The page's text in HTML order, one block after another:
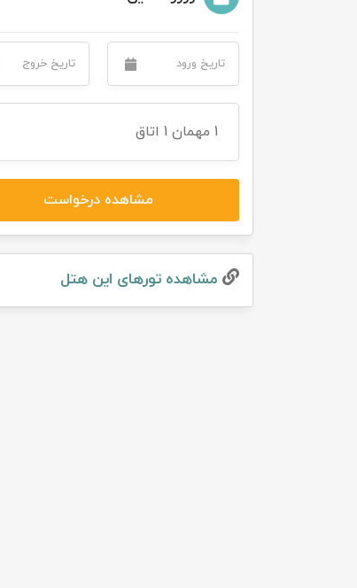
1 مهمان 1 اتاق
مشاهده درخواست
مشاهده تور‌های این هتل
تور ترکمن صحرا